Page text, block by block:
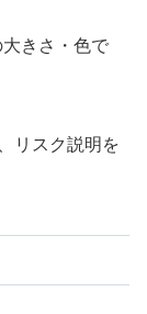
きさ・色で
リスク説明を